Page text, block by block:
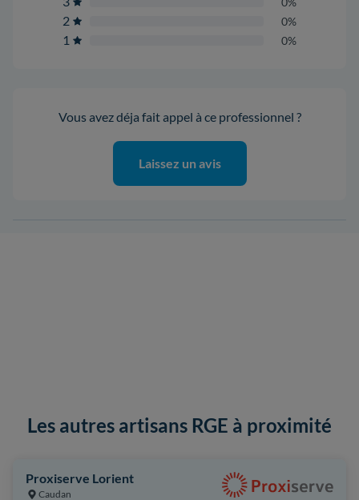
2 0%
1 0%
Vous avez déja fait appel à ce professionnel ?
Laissez un avis
Les autres artisans RGE à proximité
Proxiserve Lorient
Caudan